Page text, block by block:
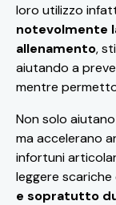
loro utilizzo
notevolmente
allenamento,
aiutando a
mentre
Non solo
ma accelerano
infortuni
leggere
e sopratutto